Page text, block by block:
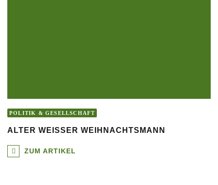
POLITIK & GESELLSCHAFT
ALTER WEISSER WEIHNACHTSMANN
ZUM ARTIKEL